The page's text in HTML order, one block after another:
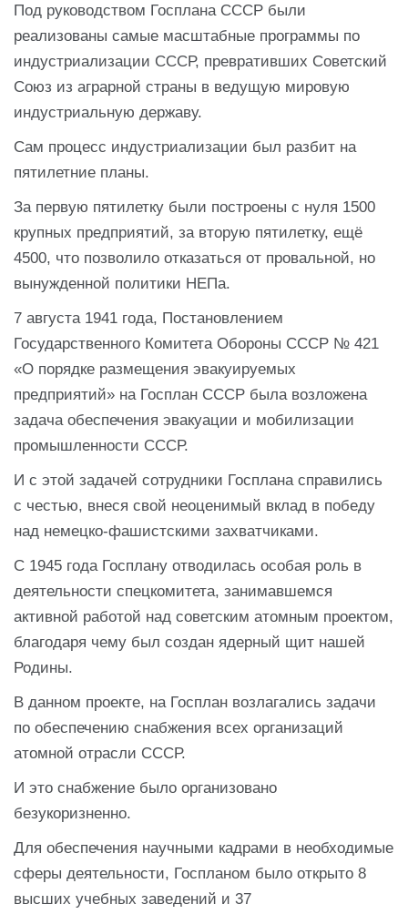
Под руководством Госплана СССР были
реализованы самые масштабные программы по
индустриализации СССР, превративших Советский
Союз из аграрной страны в ведущую мировую
индустриальную державу.
Сам процесс индустриализации был разбит на
пятилетние планы.
За первую пятилетку были построены с нуля 1500
крупных предприятий, за вторую пятилетку, ещё
4500, что позволило отказаться от провальной, но
вынужденной политики НЕПа.
7 августа 1941 года, Постановлением
Государственного Комитета Обороны СССР № 421
«О порядке размещения эвакуируемых
предприятий» на Госплан СССР была возложена
задача обеспечения эвакуации и мобилизации
промышленности СССР.
И с этой задачей сотрудники Госплана справились
с честью, внеся свой неоценимый вклад в победу
над немецко-фашистскими захватчиками.
С 1945 года Госплану отводилась особая роль в
деятельности спецкомитета, занимавшемся
активной работой над советским атомным проектом,
благодаря чему был создан ядерный щит нашей
Родины.
В данном проекте, на Госплан возлагались задачи
по обеспечению снабжения всех организаций
атомной отрасли СССР.
И это снабжение было организовано
безукоризненно.
Для обеспечения научными кадрами в необходимые
сферы деятельности, Госпланом было открыто 8
высших учебных заведений и 37